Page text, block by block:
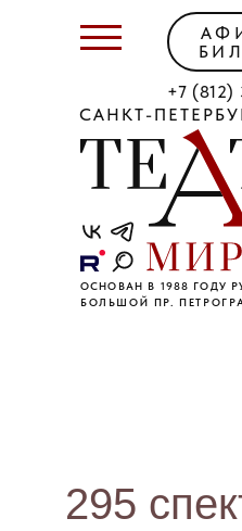
САНКТ-
ОСНОВАН В 1988 ГОДУ
+7 (812)
БОЛЬШОЙ ПР.
295